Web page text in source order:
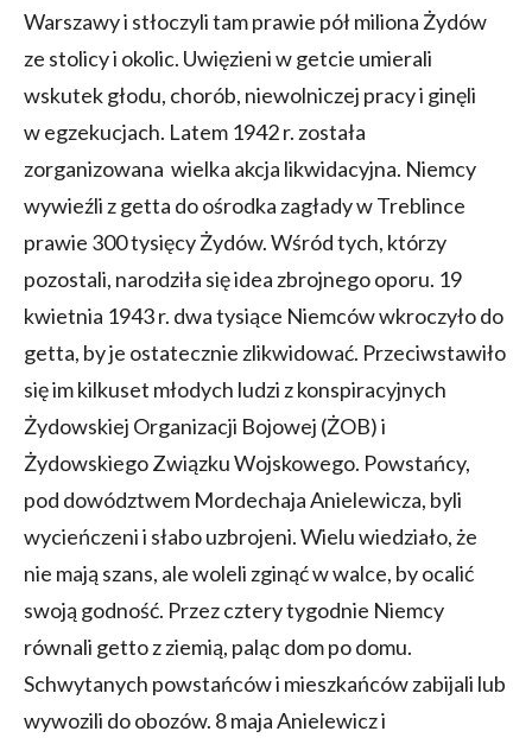
Warszawy i stłoczyli tam prawie pół miliona Żydów
ze stolicy i okolic. Uwięzieni w getcie umierali
wskutek głodu, chorób, niewolniczej pracy i ginęli
w egzekucjach. Latem 1942 r. została
zorganizowana wielka akcja likwidacyjna. Niemcy
wywieźli z getta do ośrodka zagłady w Treblince
prawie 300 tysięcy Żydów. Wśród tych, którzy
pozostali, narodziła się idea zbrojnego oporu. 19
kwietnia 1943 r. dwa tysiące Niemców wkroczyło do
getta, by je ostatecznie zlikwidować. Przeciwstawiło
się im kilkuset młodych ludzi z konspiracyjnych
Żydowskiej Organizacji Bojowej (ŻOB) i
Żydowskiego Związku Wojskowego. Powstańcy,
pod dowództwem Mordechaja Anielewicza, byli
wycieńczeni i słabo uzbrojeni. Wielu wiedziało, że
nie mają szans, ale woleli zginąć w walce, by ocalić
swoją godność. Przez cztery tygodnie Niemcy
równali getto z ziemią, paląc dom po domu.
Schwytanych powstańców i mieszkańców zabijali lub
wywozili do obozów. 8 maja Anielewicz i